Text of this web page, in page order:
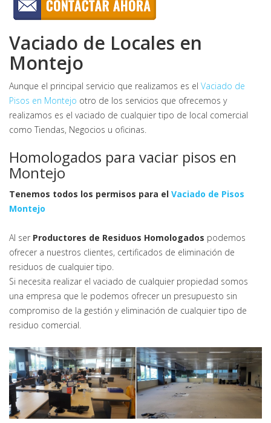
Vaciado de Locales en
Montejo
Aunque el principal servicio que realizamos es el Vaciado de
Pisos en Montejo otro de los servicios que ofrecemos y
realizamos es el vaciado de cualquier tipo de local comercial
como Tiendas, Negocios u oficinas.
Homologados para vaciar pisos en
Montejo
Tenemos todos los permisos para el Vaciado de Pisos
Montejo
Al ser Productores de Residuos Homologados podemos
ofrecer a nuestros clientes, certificados de eliminación de
residuos de cualquier tipo.
Si necesita realizar el vaciado de cualquier propiedad somos
una empresa que le podemos ofrecer un presupuesto sin
compromiso de la gestión y eliminación de cualquier tipo de
residuo comercial.